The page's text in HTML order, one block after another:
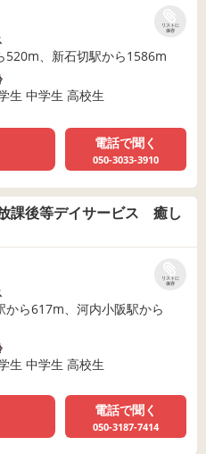
リストに
保存
520m、新石切駅から1586m
生 中学生 高校生
電話で聞く
050-3033-3910
課後等デイサービス 癒し
リストに
保存
から617m、河内小阪駅から
生 中学生 高校生
電話で聞く
050-3187-7414